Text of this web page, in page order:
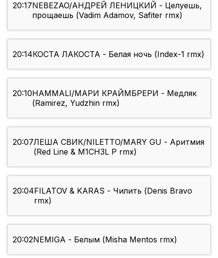
20:17NEBEZAO/АНДРЕЙ ЛЕНИЦКИЙ - Целуешь,
прощаешь (Vadim Adamov, Safiter rmx)
20:14КОСТА ЛАКОСТА - Белая ночь (Index-1 rmx)
20:10HAMMALI/МАРИ КРАЙМБРЕРИ - Медляк
(Ramirez, Yudzhin rmx)
20:07ЛЕША СВИК/NILETTO/MARY GU - Аритмия
(Red Line & M1CH3L P rmx)
20:04FILATOV & KARAS - Чилить (Denis Bravo
rmx)
20:02NEMIGA - Белым (Misha Mentos rmx)